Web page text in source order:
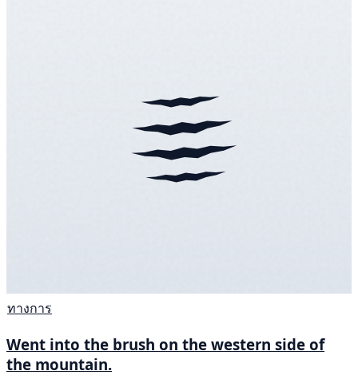
ทางการ
Went into the brush on the western side of
the mountain.